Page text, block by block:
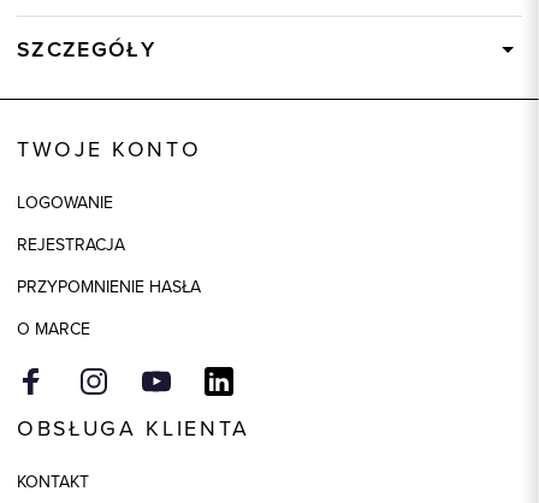
SZCZEGÓŁY
Składy podszewek
Model
Kolor
TWOJE KONTO
LOGOWANIE
REJESTRACJA
PRZYPOMNIENIE HASŁA
O MARCE
OBSŁUGA KLIENTA
KONTAKT